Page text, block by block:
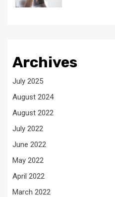
Archives
July 2025
August 2024
August 2022
July 2022
June 2022
May 2022
April 2022
March 2022